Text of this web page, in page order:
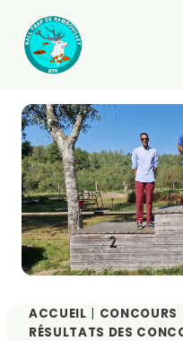
contenu
ACCUEIL | CONCOURS
RÉSULTATS DES